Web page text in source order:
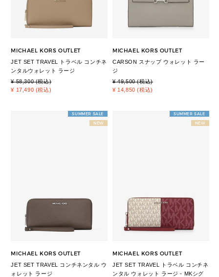
MICHAEL KORS OUTLET
JET SET TRAVEL トラベル コンチネ
ンタルウォレット ラージ
¥ 58,300 (税込)
¥ 17,490 (税込)
MICHAEL KORS OUTLET
CARSON スナップ ウォレット ラー
ジ
¥ 49,500 (税込)
¥ 14,850 (税込)
SUMMER SALE
NEW
MICHAEL KORS OUTLET
JET SET TRAVEL コンチネンタル ウ
ォレット ラージ
SUMMER SALE
NEW
MICHAEL KORS OUTLET
JET SET TRAVEL トラベル コンチネ
ンタル ウォレット ラージ - MKシグ